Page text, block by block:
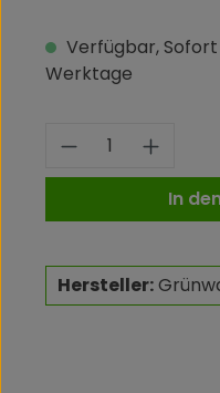
Verfügbar,
Werktage
Produkt
In
Hersteller: